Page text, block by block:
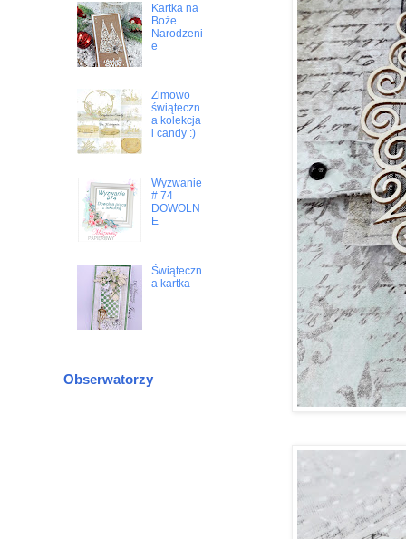
Kartka na
Boże
Narodzeni
e
Zimowo
świąteczn
a kolekcja
i candy :)
Wyzwanie
# 74
DOWOLN
E
Świąteczn
a kartka
Obserwatorzy